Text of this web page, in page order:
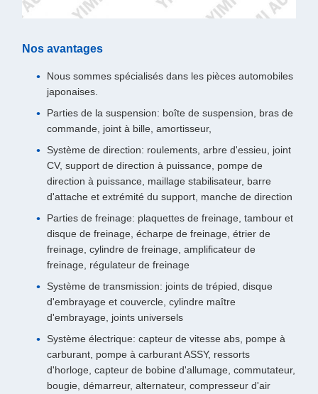
Nos avantages
Nous sommes spécialisés dans les pièces automobiles
japonaises.
Parties de la suspension: boîte de suspension, bras de
commande, joint à bille, amortisseur,
Système de direction: roulements, arbre d'essieu, joint
CV, support de direction à puissance, pompe de
direction à puissance, maillage stabilisateur, barre
d'attache et extrémité du support, manche de direction
Parties de freinage: plaquettes de freinage, tambour et
disque de freinage, écharpe de freinage, étrier de
freinage, cylindre de freinage, amplificateur de
freinage, régulateur de freinage
Système de transmission: joints de trépied, disque
d'embrayage et couvercle, cylindre maître
d'embrayage, joints universels
Système électrique: capteur de vitesse abs, pompe à
carburant, pompe à carburant ASSY, ressorts
d'horloge, capteur de bobine d'allumage, commutateur,
bougie, démarreur, alternateur, compresseur d'air